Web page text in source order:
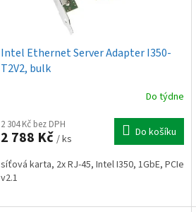
Intel Ethernet Server Adapter I350-
T2V2, bulk
Do týdne
2 304 Kč bez DPH
2 788 Kč / ks Do košíku
síťová karta, 2x RJ-45, Intel I350, 1GbE, PCIe
v2.1